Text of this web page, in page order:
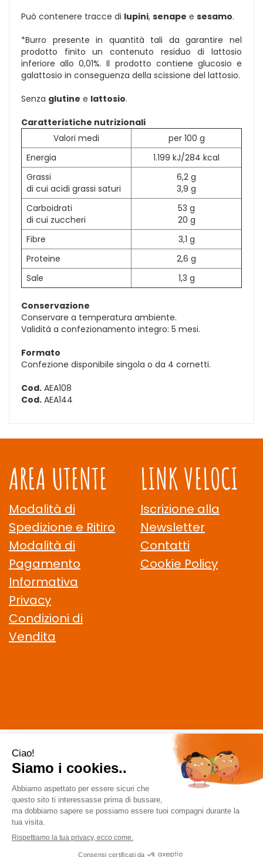
Può contenere tracce di lupini, senape e sesamo.
*Burro presente in quantità tali da garantire nel
prodotto finito un contenuto residuo di lattosio
inferiore allo 0,01%. Il prodotto contiene glucosio e
galattosio in conseguenza della scissione del lattosio.
Senza glutine e lattosio.
Caratteristiche nutrizionali
Valori medi
per 100 g
Energia
1.199 kJ/284 kcal
Grassi
di cui acidi grassi saturi
6,2 g
3,9 g
Carboidrati
di cui zuccheri
53 g
20 g
Fibre
3,1 g
Proteine
2,6 g
Sale
1,3 g
Conservazione
Conservare a temperatura ambiente.
Validità a confezionamento integro: 5 mesi.
Formato
Confezione disponibile singola o da 4 cornetti.
Cod. AEA108
Cod. AEA144
AREA UTENTE
Modalità di
Spedizione e Ritiro
Modalità di
Pagamento
Informativa
Privacy
Condizioni di
Vendita
LINK VELOCI
Iscrizione alla
Newsletter
Contatti
Cookie Policy
CELIACHIAMO.COM SRL
- VIA DELLA MAGLIANA, 183 00146
Roma (RM)
staff @ celiachiamo.com
| Tel.: 065506174| P.Iva:
10901621002 | Numero R.E.A.: 1212664
Prenofa